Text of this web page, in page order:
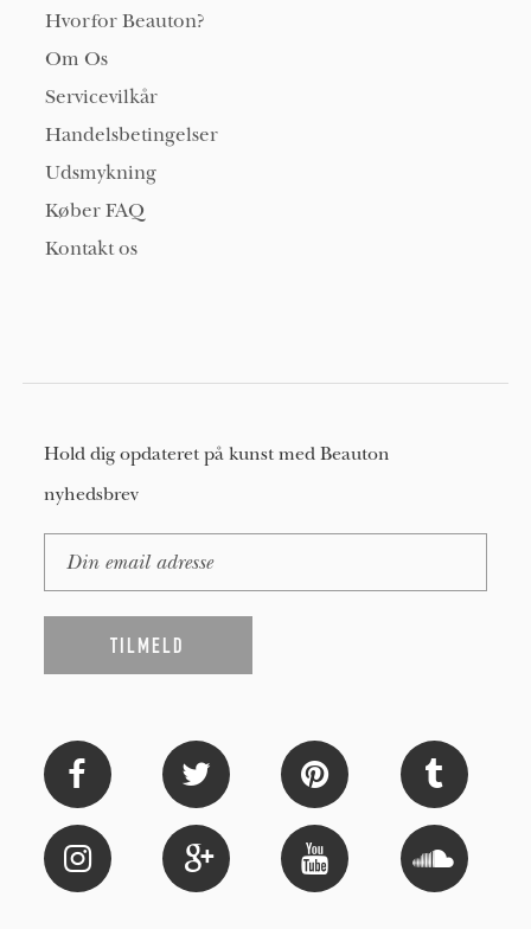
Hvorfor Beauton?
Om Os
Servicevilkår
Handelsbetingelser
Udsmykning
Køber FAQ
Kontakt os
Hold dig opdateret på kunst med Beauton
nyhedsbrev